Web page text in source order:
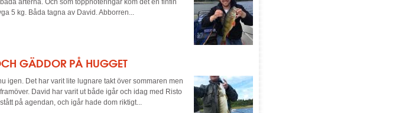
arterna. Och som toppnoteringar kom det en finfin
5 kg. Båda tagna av David. Abborren...
GÄDDOR PÅ HUGGET
igen. Det har varit lite lugnare takt över sommaren men
David har varit ut både igår och idag med Risto
på agendan, och igår hade dom riktigt...